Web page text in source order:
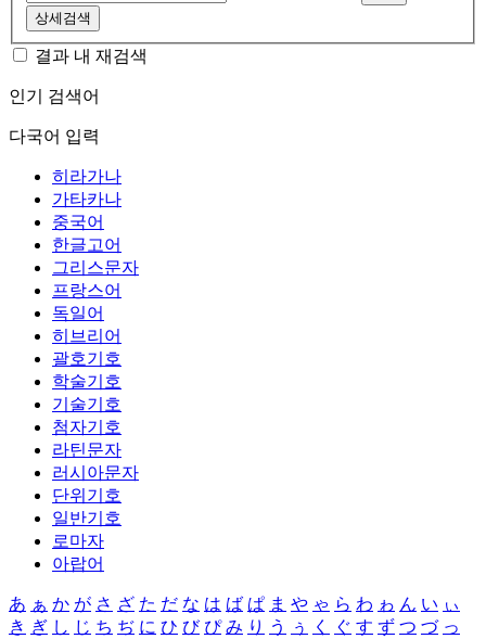
상세검색
결과 내 재검색
인기 검색어
다국어 입력
히라가나
가타카나
중국어
한글고어
그리스문자
프랑스어
독일어
히브리어
괄호기호
학술기호
기술기호
첨자기호
라틴문자
러시아문자
단위기호
일반기호
로마자
아랍어
あ ぁ か が さ ざ た だ な は ば ぱ ま や ゃ ら わ ゎ ん い ぃ
き ぎ し じ ち ぢ に ひ び ぴ み り う ぅ く ぐ す ず つ づ っ